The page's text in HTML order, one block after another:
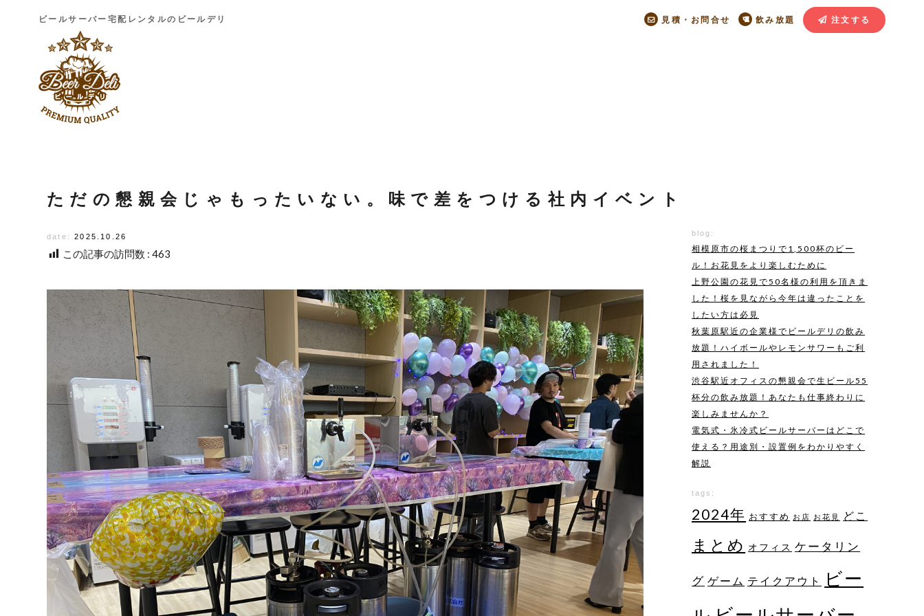
ビールサーバー宅配レンタルのビールデリ 見積・お問合せ 飲み放題 注文する
ただの懇親会じゃもったいない。味で差をつける社内イベント
date: 2025.10.26
この記事の訪問数 : 463
blog:
相模原市の桜まつりで1,500杯のビー
ル！お花見をより楽しむために
上野公園の花見で50名様の利用を頂きま
した！桜を見ながら今年は違ったことを
したい方は必見
秋葉原駅近の企業様でビールデリの飲み
放題！ハイボールやレモンサワーもご利
用されました！
渋谷駅近オフィスの懇親会で生ビール55
杯分の飲み放題！あなたも仕事終わりに
楽しみませんか？
電気式・氷冷式ビールサーバーはどこで
使える？用途別・設置例をわかりやすく
解説
tags:
2024年 おすすめ お店 お花見 どこ
まとめ オフィス ケータリン
グ ゲーム テイクアウト
ビー